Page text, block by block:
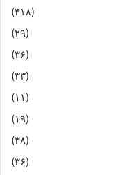
(۴۱۸)
(۲۹)
(۳۶)
(۳۳)
(۱۱)
(۱۹)
(۳۸)
(۳۶)